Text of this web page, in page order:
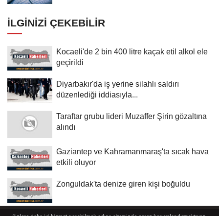
İLGINIZI ÇEKEBILIR
Kocaeli'de 2 bin 400 litre kaçak etil alkol ele
geçirildi
Diyarbakır'da iş yerine silahlı saldırı
düzenlediği iddiasıyla...
Taraftar grubu lideri Muzaffer Şirin gözaltına
alındı
Gaziantep ve Kahramanmaraş'ta sıcak hava
etkili oluyor
Zonguldak'ta denize giren kişi boğuldu